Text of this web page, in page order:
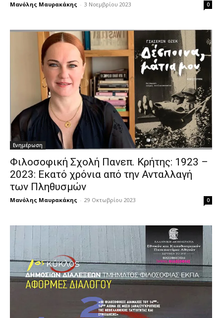
Μανόλης Μαυρακάκης - 3 Νοεμβρίου 2023 0
Ενημέρωση
Φιλοσοφική Σχολή Πανεπ. Κρήτης: 1923 –
2023: Εκατό χρόνια από την Ανταλλαγή
των Πληθυσμών
Μανόλης Μαυρακάκης - 29 Οκτωβρίου 2023 0